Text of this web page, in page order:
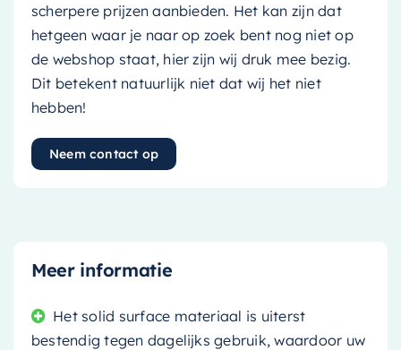
scherpere prijzen aanbieden. Het kan zijn dat
hetgeen waar je naar op zoek bent nog niet op
de webshop staat, hier zijn wij druk mee bezig.
Dit betekent natuurlijk niet dat wij het niet
hebben!
Neem contact op
Meer informatie
Het solid surface materiaal is uiterst
bestendig tegen dagelijks gebruik, waardoor uw